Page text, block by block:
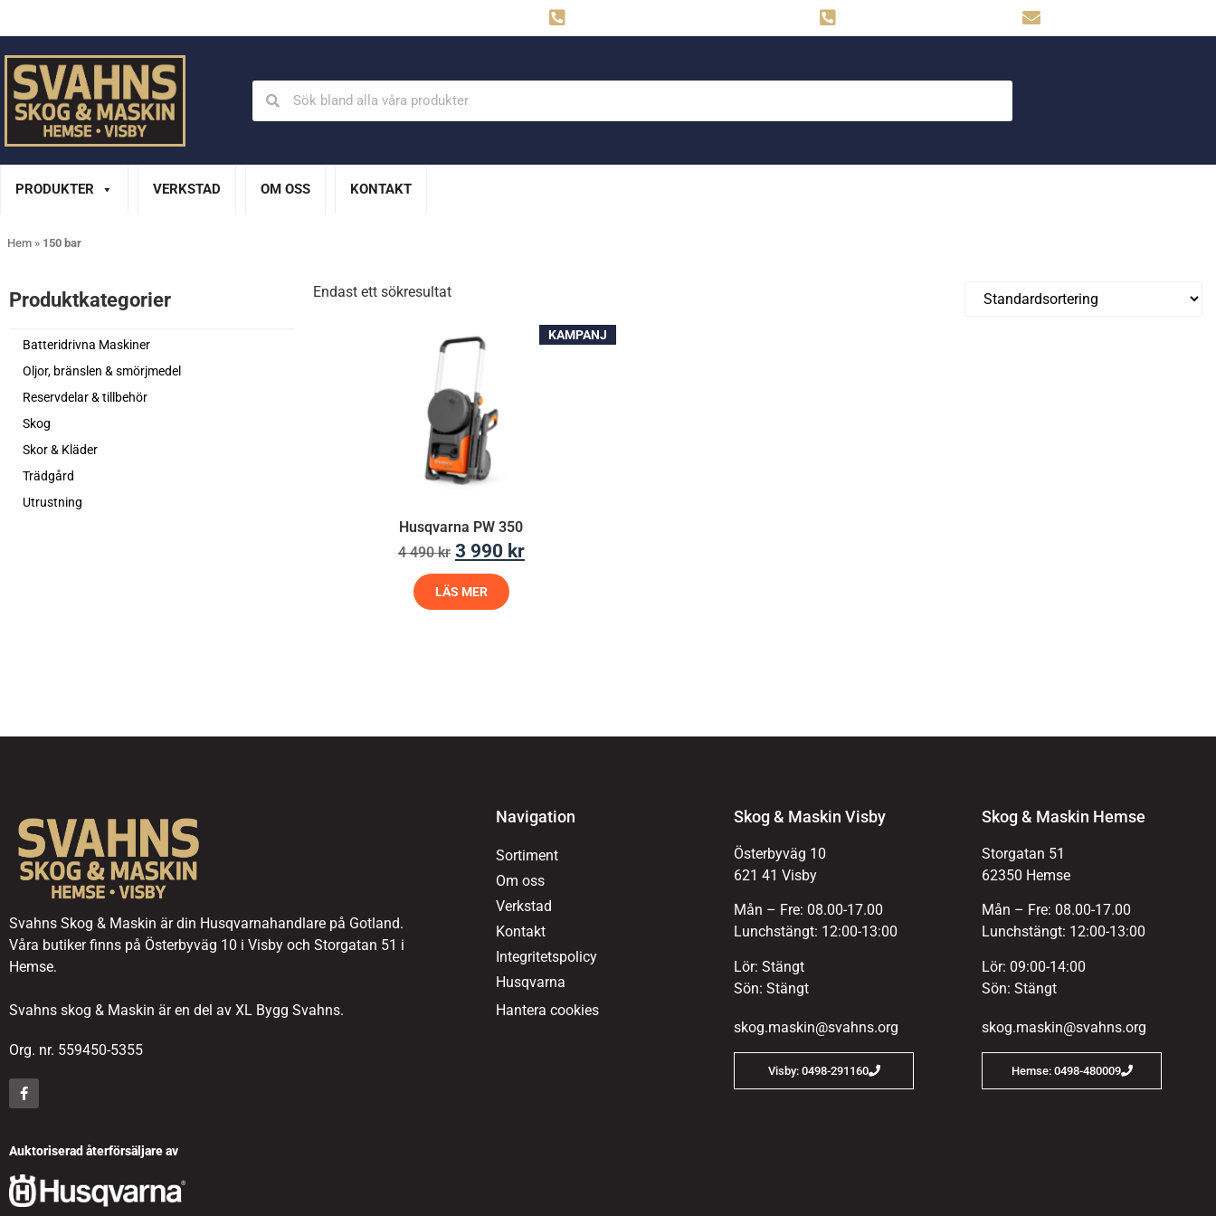
PRODUKTER VERKSTAD OM OSS KONTAKT
Hem » 150 bar
Produktkategorier​
Batteridrivna Maskiner
Oljor, bränslen & smörjmedel
Reservdelar & tillbehör
Skog
Skor & Kläder
Trädgård
Utrustning
Endast ett sökresultat
KAMPANJ
Husqvarna PW 350
4 490kr 3 990 kr
LÄS MER
Svahns Skog & Maskin är din Husqvarnahandlare på Gotland.
Våra butiker finns på Österbyväg 10 i Visby och Storgatan 51 i
Hemse.
Svahns skog & Maskin är en del av XL Bygg Svahns.
Org. nr. 559450-5355
Auktoriserad återförsäljare av
Navigation
Sortiment
Om oss
Verkstad
Kontakt
Integritetspolicy
Husqvarna
Hantera cookies
Skog & Maskin Visby
Österbyväg 10
621 41 Visby
Mån – Fre: 08.00-17.00
Lunchstängt: 12:00-13:00
Lör: Stängt
Sön: Stängt
skog.maskin@svahns.org
Visby: 0498-291160
Skog & Maskin Hemse
Storgatan 51
62350 Hemse
Mån – Fre: 08.00-17.00
Lunchstängt: 12:00-13:00
Lör: 09:00-14:00
Sön: Stängt
skog.maskin@svahns.org
Hemse: 0498-480009